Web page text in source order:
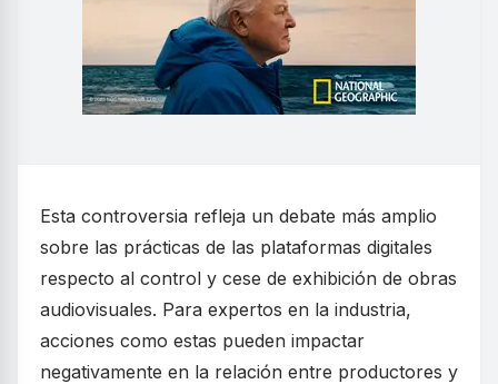
Esta controversia refleja un debate más amplio
sobre las prácticas de las plataformas digitales
respecto al control y cese de exhibición de obras
audiovisuales. Para expertos en la industria,
acciones como estas pueden impactar
negativamente en la relación entre productores y